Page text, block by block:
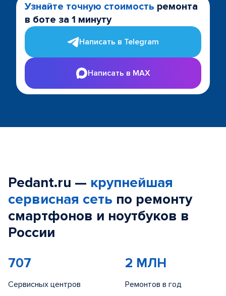
Узнайте точную стоимость ремонта
в боте за 1 минуту
Написать в Telegram
Написать в MAX
Pedant.ru — крупнейшая
сервисная сеть по ремонту
смартфонов и ноутбуков в
России
707
Сервисных центров
2 МЛН
Ремонтов в год